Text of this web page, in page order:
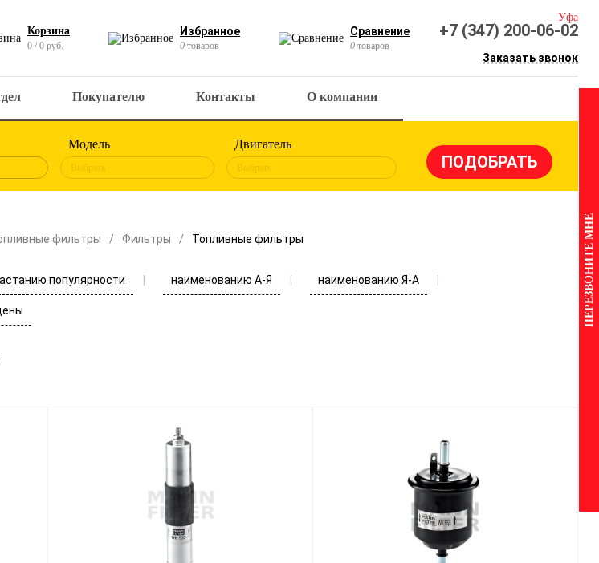
Корзина
0 / 0 руб.
Избранное
0 товаров
Сравнение
0 товаров
Уфа
+7 (347) 200-06-02
Заказать звонок
Покупателю Контакты О компании
Модель
Выбрать
Двигатель
Выбрать
фильтры Фильтры Топливные фильтры
популярности наименованию А-Я наименованию Я-А ПЕРЕЗВОНИТЕ МНЕ